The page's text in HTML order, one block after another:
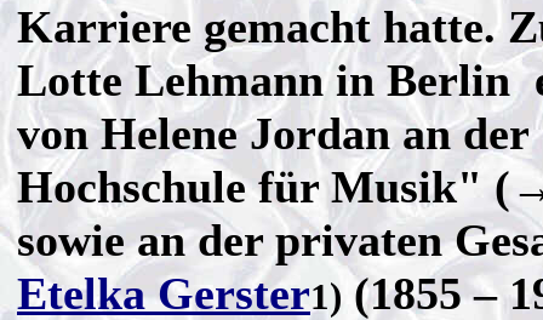
Karriere gemacht hatte.
Lotte Lehmann in Berlin
von Helene Jordan an
Hochschule für Musik"
sowie an der privaten
Etelka Gerster1) (1855 –